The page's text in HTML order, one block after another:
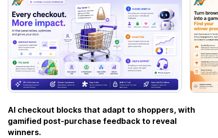
AI checkout blocks that adapt to shoppers, with
gamified post-purchase feedback to reveal
winners.